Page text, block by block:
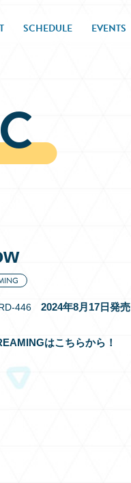
SCHEDULE EVENTS
446 2024年8月17日発売
はこちらから！